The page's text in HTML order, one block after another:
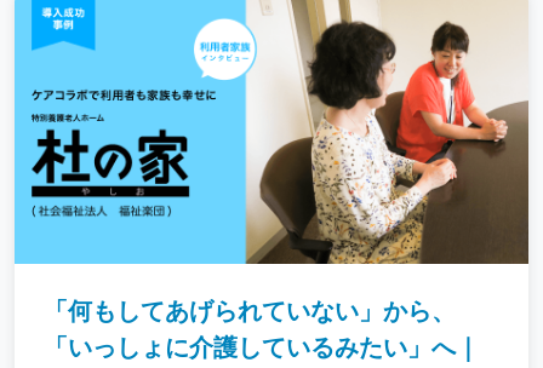
「何もしてあげられていない」から、
「いっしょに介護しているみたい」へ｜